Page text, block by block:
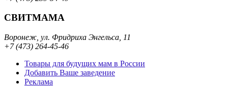
СВИТМАМА
Воронеж, ул. Фридриха Энгельса, 11
+7 (473) 264-45-46
Товары для будущих мам в России
Добавить Ваше заведение
Реклама